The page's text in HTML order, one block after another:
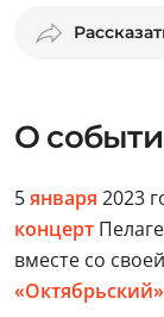
О
5января 2023
концерт
вместе со